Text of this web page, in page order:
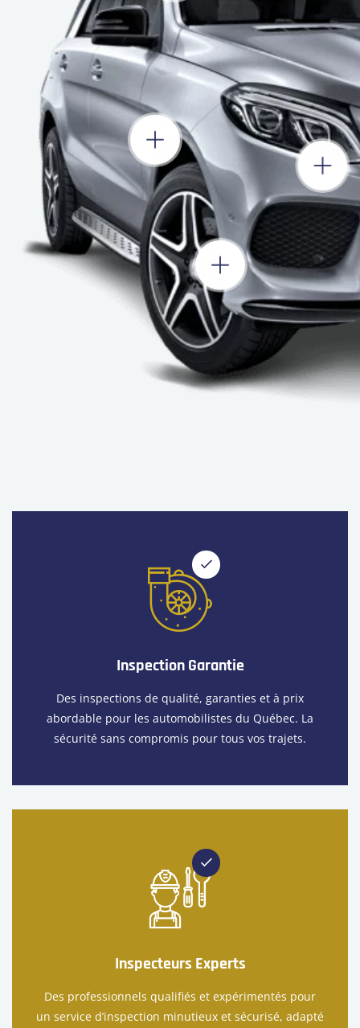
Inspection Garantie
Des inspections de qualité, garanties et à prix
abordable pour les automobilistes du Québec. La
sécurité sans compromis pour tous vos trajets.
Inspecteurs Experts
Des professionnels qualifiés et expérimentés pour
un service d’inspection minutieux et sécurisé, adapté